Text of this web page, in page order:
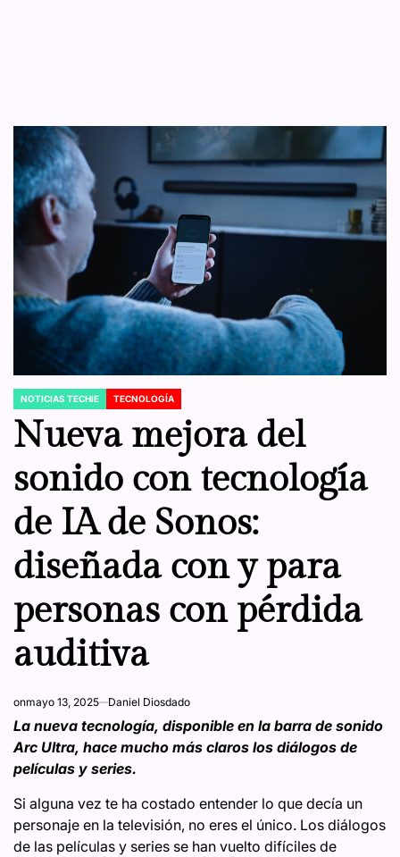
POSTED
IN
NOTICIAS TECHIE TECNOLOGÍA
Nueva mejora del
sonido con tecnología
de IA de Sonos:
diseñada con y para
personas con pérdida
auditiva
onmayo 13, 2025 Daniel Diosdado
La nueva tecnología, disponible en la barra de sonido
Arc Ultra, hace mucho más claros los diálogos de
películas y series.
Si alguna vez te ha costado entender lo que decía un
personaje en la televisión, no eres el único. Los diálogos
de las películas y series se han vuelto difíciles de